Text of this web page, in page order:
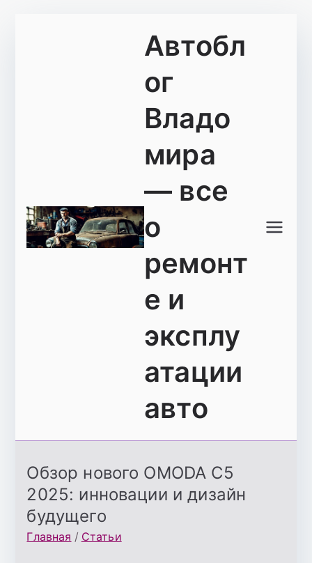
Автобл
ог
Владо
мира
— все
о
ремонт
е и
эксплу
атации
авто
Обзор нового OMODA C5
2025: инновации и дизайн
будущего
Главная Статьи